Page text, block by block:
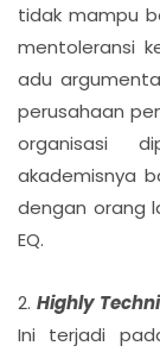
tidak mampu
mentoleransi
adu
perusahaan
organisasi
akademisnya
dengan orang
EQ.
2.Highly
Ini terjadi